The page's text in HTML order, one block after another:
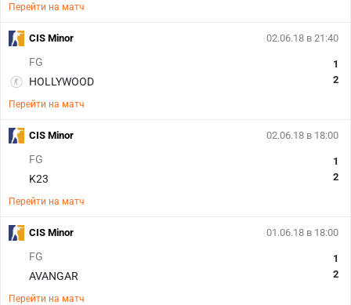
Перейти на матч
02.06.18 в 21:40
FG
HOLLYWOOD
1
2
Перейти на матч
CIS Minor
02.06.18 в 18:00
FG
K23
1
2
Перейти на матч
CIS Minor
01.06.18 в 18:00
FG
AVANGAR
1
2
Перейти на матч
CIS Minor